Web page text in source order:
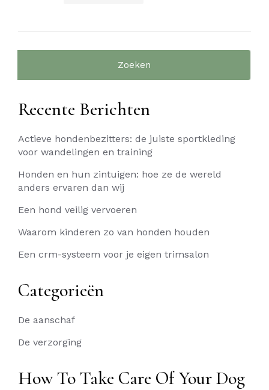
Recente Berichten
Actieve hondenbezitters: de juiste sportkleding
voor wandelingen en training
Honden en hun zintuigen: hoe ze de wereld
anders ervaren dan wij
Een hond veilig vervoeren
Waarom kinderen zo van honden houden
Een crm-systeem voor je eigen trimsalon
Categorieën
De aanschaf
De verzorging
How To Take Care Of Your Dog